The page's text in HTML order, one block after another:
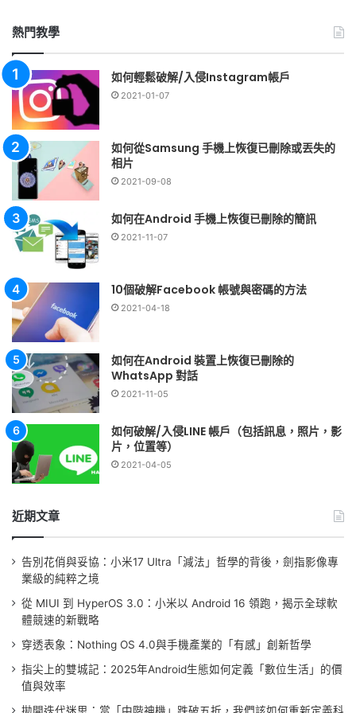
熱門教學
如何輕鬆破解/入侵Instagram帳戶
2021-01-07
如何從Samsung 手機上恢復已刪除或丟失的
相片
2021-09-08
如何在Android 手機上恢復已刪除的簡訊
2021-11-07
10個破解Facebook 帳號與密碼的方法
2021-04-18
如何在Android 裝置上恢復已刪除的
WhatsApp 對話
2021-11-05
如何破解/入侵LINE 帳戶（包括訊息，照片，影
片，位置等）
2021-04-05
近期文章
告別花俏與妥協：小米17 Ultra「減法」哲學的背後，劍指影像專
業級的純粹之境
從 MIUI 到 HyperOS 3.0：小米以 Android 16 領跑，揭示全球軟
體競速的新戰略
穿透表象：Nothing OS 4.0與手機產業的「有感」創新哲學
指尖上的雙城記：2025年Android生態如何定義「數位生活」的價
值與效率